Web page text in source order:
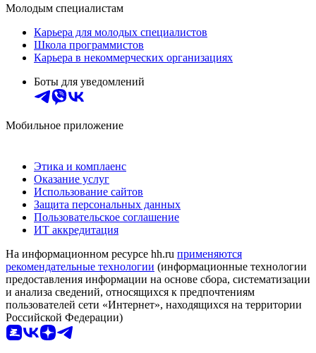
Молодым специалистам
Карьера для молодых специалистов
Школа программистов
Карьера в некоммерческих организациях
Боты для уведомлений
Мобильное приложение
Этика и комплаенс
Оказание услуг
Использование сайтов
Защита персональных данных
Пользовательское соглашение
ИТ аккредитация
На информационном ресурсе hh.ru применяются
рекомендательные технологии (информационные технологии
предоставления информации на основе сбора, систематизации
и анализа сведений, относящихся к предпочтениям
пользователей сети «Интернет», находящихся на территории
Российской Федерации)